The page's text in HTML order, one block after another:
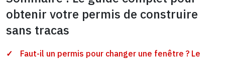
obtenir votre permis de construire
sans tracas
Faut-il un permis pour changer une fenêtre ? Le